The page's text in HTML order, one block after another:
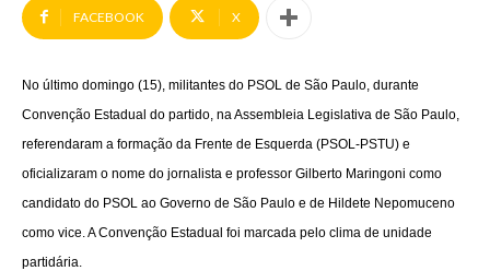
FACEBOOK X
No último domingo (15), militantes do PSOL de São Paulo, durante
Convenção Estadual do partido, na Assembleia Legislativa de São Paulo,
referendaram a formação da Frente de Esquerda (PSOL-PSTU) e
oficializaram o nome do jornalista e professor Gilberto Maringoni como
candidato do PSOL ao Governo de São Paulo e de Hildete Nepomuceno
como vice. A Convenção Estadual foi marcada pelo clima de unidade
partidária.